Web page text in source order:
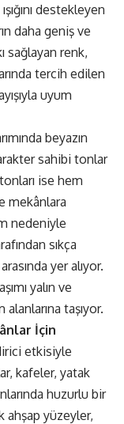
destekleyen
daha geniş ve
sağlayan renk,
tercih edilen
uyum
beyazın
sahibi tonlar
ise hem
mekânlara
nedeniyle
sıkça
yer alıyor.
yalın ve
taşıyor.
İçin
etkisiyle
kafeler, yatak
huzurlu bir
ahşap yüzeyler,